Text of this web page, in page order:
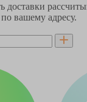
доставки
вашему адресу.